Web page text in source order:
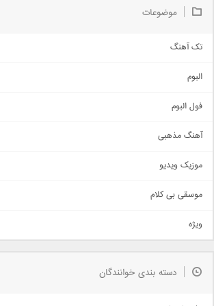
موضوعات
تک آهنگ
اجتماعی
حماسی
سنتی
اهنگ بندرعباسی
دمو
مذهبی
جدیدترین ها
البوم
فول البوم
آهنگ مذهبی
موزیک ویدیو
موسقی بی کلام
ویژه
دسته بندی خوانندگان